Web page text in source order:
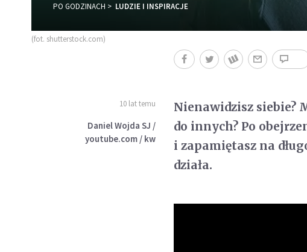
PO GODZINACH LUDZIE I INSPIRACJE
(fot. shutterstock.com)
10 lat temu
Daniel Wojda SJ /
youtube.com / kw
Nienawidzisz siebie?
do innych? Po
i zapamiętasz na
działa.